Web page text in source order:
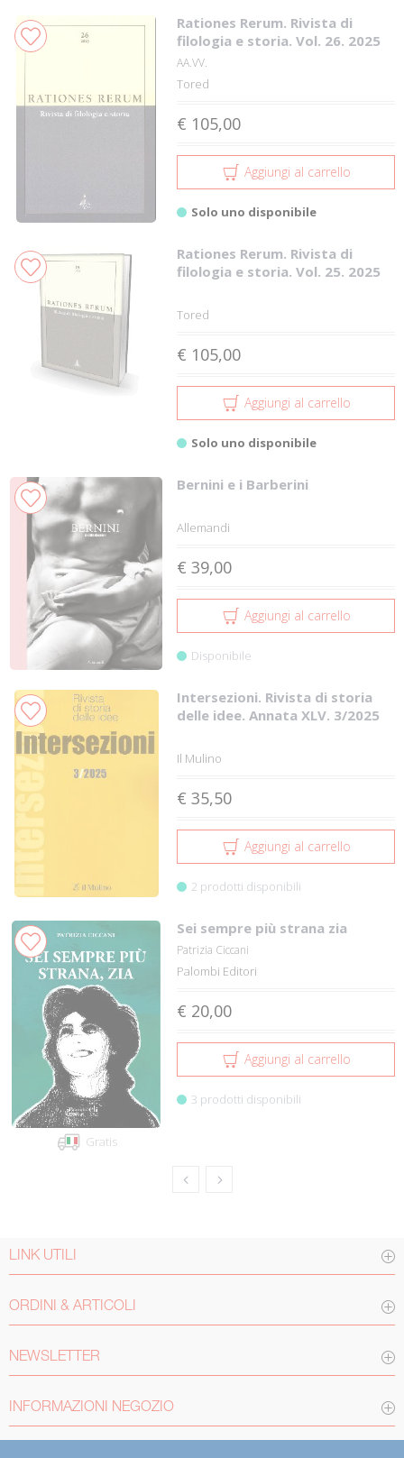
Rationes Rerum. Rivista di
filologia e storia. Vol. 26. 2025
AA.VV.
Tored
€ 105,00
Aggiungi al carrello
Solo uno disponibile
Rationes Rerum. Rivista di
filologia e storia. Vol. 25. 2025
Tored
€ 105,00
Aggiungi al carrello
Solo uno disponibile
Bernini e i Barberini
Allemandi
€ 39,00
Aggiungi al carrello
Disponibile
Intersezioni. Rivista di storia
delle idee. Annata XLV. 3/2025
Il Mulino
€ 35,50
Aggiungi al carrello
2 prodotti disponibili
Gratis
Sei sempre più strana zia
Patrizia Ciccani
Palombi Editori
€ 20,00
Aggiungi al carrello
3 prodotti disponibili
LINK UTILI
ORDINI & ARTICOLI
NEWSLETTER
INFORMAZIONI NEGOZIO